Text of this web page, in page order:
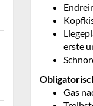
erste
Gas